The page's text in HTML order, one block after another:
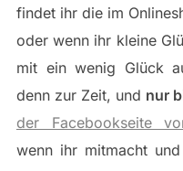
findet ihr die im
oder wenn ihr kleine
mit ein wenig Glück
denn zur Zeit, und nur
der Facebookseite
wenn ihr mitmacht